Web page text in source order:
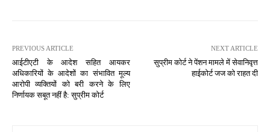
PREVIOUS ARTICLE
आईटीएटी के आदेश सहित आयकर
अधिकारियों के आदेशों का संभावित मूल्य
आरोपी व्यक्तियों को बरी करने के लिए
निर्णायक सबूत नहीं है: सुप्रीम कोर्ट
NEXT ARTICLE
सुप्रीम कोर्ट ने पेंशन मामले में सेवानिवृत्त
हाईकोर्ट जज को राहत दी